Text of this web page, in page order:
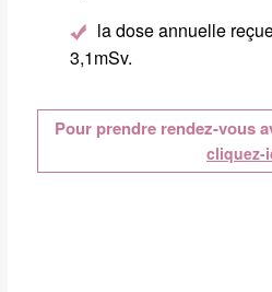
la dose annuelle
3,1mSv.
Pour prendre rendez-vous
cliquez-